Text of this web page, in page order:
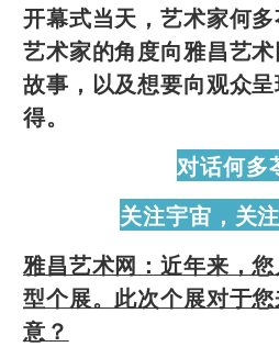
开幕式当天，艺术家何
艺术家的角度向雅昌艺
故事，以及想要向观众
得。
对话何多
关注宇宙，关
雅昌艺术网：近年来，
型个展。此次个展对于
意？